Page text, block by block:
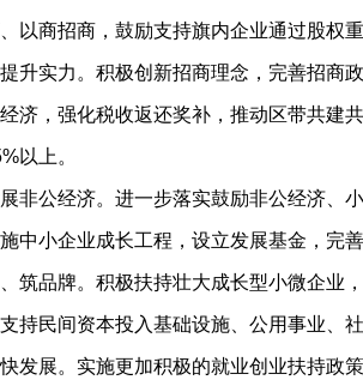
以商招商，鼓励支持旗内企业通过股权
升实力。积极创新招商理念，完善招商
济，强化税收返还奖补，推动区带共建
以上。
公经济。进一步落实鼓励非公经济、小
中小企业成长工程，设立发展基金，完
筑品牌。积极扶持壮大成长型小微企业
持民间资本投入基础设施、公用事业、
发展。实施更加积极的就业创业扶持政